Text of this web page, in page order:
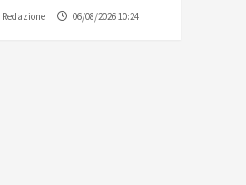
Redazione 06/08/2026 10:24